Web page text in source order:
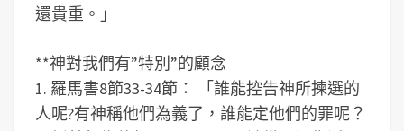
還貴重。」
**神對我們有”特別”的顧念
1. 羅馬書8節33-34節： 「誰能控告神所揀選的
人呢?有神稱他們為義了，誰能定他們的罪呢？